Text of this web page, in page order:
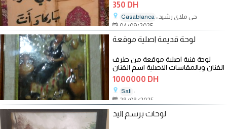
350 DH
Casablanca ، حي ملاي رشيد
04/09/2025
لوحة قديمة اصلية موقعة
لوحة فنية اصلية موقعة من طرف
الفنان وبالمقاسات الاصلية اسم الفنان
لم اتعرف عليه احرف لا تظهر
1000000 DH
Safi ،
28/08/2025
لوحات برسم اليد